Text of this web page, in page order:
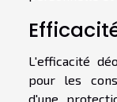
L'efficacité
pour les
d'une